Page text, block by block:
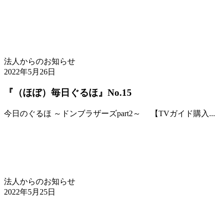
法人からのお知らせ
2022年5月26日
『（ほぼ）毎日ぐるほ』No.15
今日のぐるほ ～ドンブラザーズpart2～ 【TVガイド購入...
法人からのお知らせ
2022年5月25日